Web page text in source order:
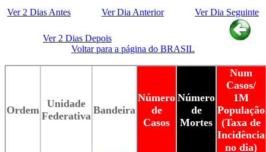
Ver 2 Dias Antes Ver Dia Anterior Ver Dia Seguinte
Ver 2 Dias Depois
Voltar para a página do BRASIL
Ordem
Unidade
Federativa Bandeira
Número
de
Casos
Número
de
Mortes
Num
Casos/
1M
População
(Taxa de
Incidência
no dia)